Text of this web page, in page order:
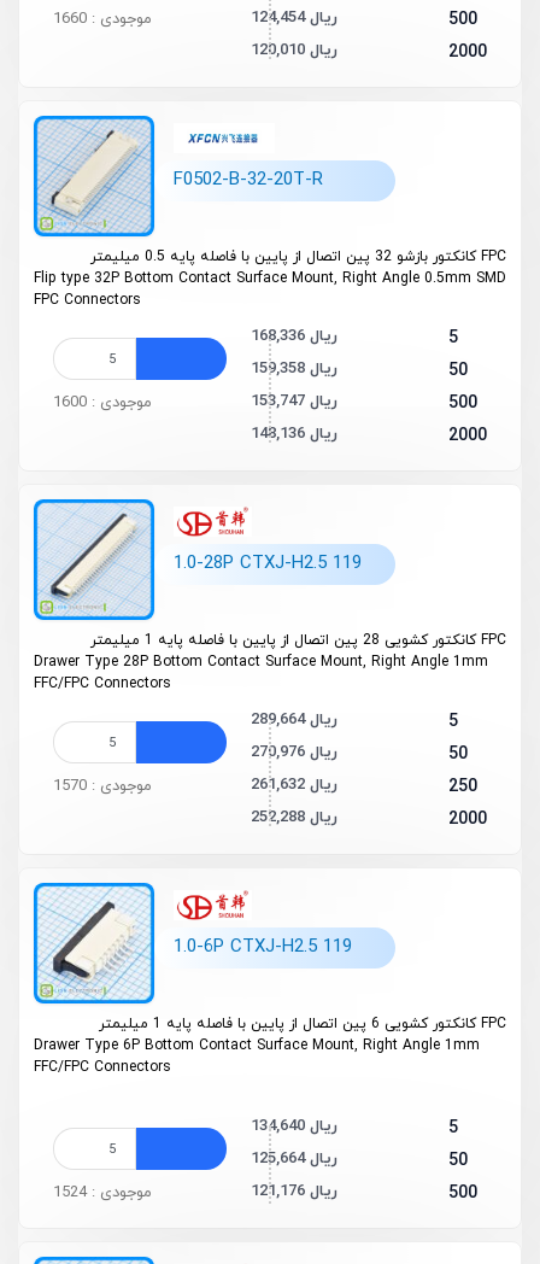
500 124,454 ریال
2000 120,010 ریال
موجودی : 1660
F0502-B-32-20T-R
FPC کانکتور بازشو 32 پین اتصال از پایین با فاصله پایه 0.5 میلیمتر
Flip type 32P Bottom Contact Surface Mount, Right Angle 0.5mm SMD
FPC Connectors
5 168,336 ریال
50 159,358 ریال
500 153,747 ریال
2000 148,136 ریال
موجودی : 1600
1.0-28P CTXJ-H2.5 119
FPC کانکتور کشویی 28 پین اتصال از پایین با فاصله پایه 1 میلیمتر
Drawer Type 28P Bottom Contact Surface Mount, Right Angle 1mm
FFC/FPC Connectors
5 289,664 ریال
50 270,976 ریال
250 261,632 ریال
2000 252,288 ریال
موجودی : 1570
1.0-6P CTXJ-H2.5 119
FPC کانکتور کشویی 6 پین اتصال از پایین با فاصله پایه 1 میلیمتر
Drawer Type 6P Bottom Contact Surface Mount, Right Angle 1mm
FFC/FPC Connectors
5 134,640 ریال
50 125,664 ریال
500 121,176 ریال موجودی : 1524